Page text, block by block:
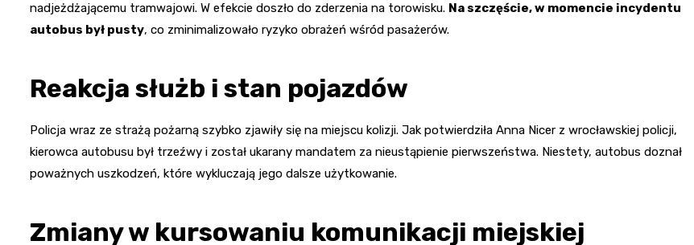
nadjeżdżającemu tramwajowi. W efekcie doszło do zderzenia na torowisku. Na szczęście, w momencie incydentu
autobus był pusty, co zminimalizowało ryzyko obrażeń wśród pasażerów.
Reakcja służb i stan pojazdów
Policja wraz ze strażą pożarną szybko zjawiły się na miejscu kolizji. Jak potwierdziła Anna Nicer z wrocławskiej policji,
kierowca autobusu był trzeźwy i został ukarany mandatem za nieustąpienie pierwszeństwa. Niestety, autobus doznał
poważnych uszkodzeń, które wykluczają jego dalsze użytkowanie.
Zmiany w kursowaniu komunikacji miejskiej